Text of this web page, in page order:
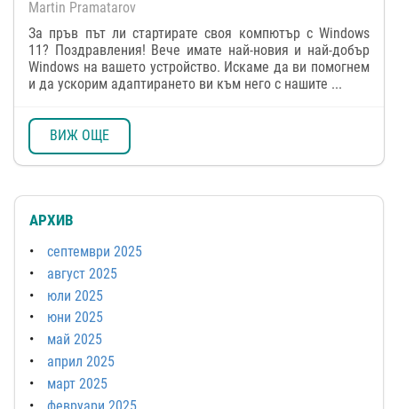
Martin Pramatarov
За пръв път ли стартирате своя компютър с Windows
11? Поздравления! Вече имате най-новия и най-добър
Windows на вашето устройство. Искаме да ви помогнем
и да ускорим адаптирането ви към него с нашите ...
ВИЖ ОЩЕ
АРХИВ
септември 2025
август 2025
юли 2025
юни 2025
май 2025
април 2025
март 2025